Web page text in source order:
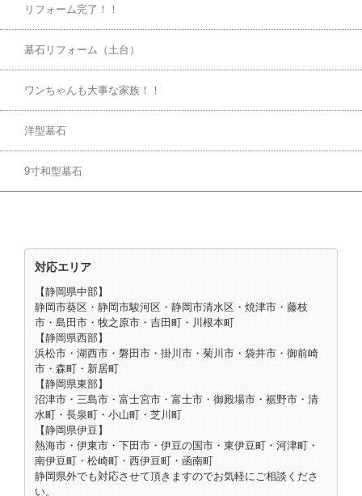
リフォーム完了！！
墓石リフォーム（土台）
ワンちゃんも大事な家族！！
洋型墓石
9寸和型墓石
対応エリア
【静岡県中部】
静岡市葵区・静岡市駿河区・静岡市清水区・焼津市・藤枝
市・島田市・牧之原市・吉田町・川根本町
【静岡県西部】
浜松市・湖西市・磐田市・掛川市・菊川市・袋井市・御前崎
市・森町・新居町
【静岡県東部】
沼津市・三島市・富士宮市・富士市・御殿場市・裾野市・清
水町・長泉町・小山町・芝川町
【静岡県伊豆】
熱海市・伊東市・下田市・伊豆の国市・東伊豆町・河津町・
南伊豆町・松崎町・西伊豆町・函南町
静岡県外でも対応させて頂きますのでお気軽にご相談くださ
い。